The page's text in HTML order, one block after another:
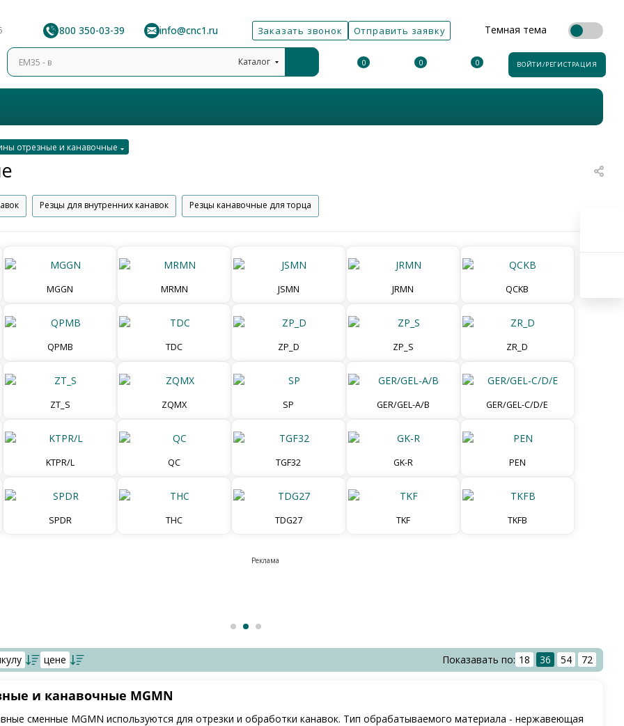
8 800 350-03-39 info@cnc1.ru Заказать звонок Отправить заявку Темная тема
Каталог 0 0 0 ВОЙТИ/РЕГИСТРАЦИЯ
отрезные и канавочные
Резцы для внутренних канавок Резцы канавочные для торца
MGGN MRMN JSMN JRMN QCKB
QPMB TDC ZP_D ZP_S ZR_D
ZT_S ZQMX SP GER/GEL-A/B GER/GEL-C/D/E
KTPR/L QC TGF32 GK-R PEN
SPDR THC TDG27 TKF TKFB
цене Показавать по: 18 36 54 72
и канавочные MGMN
сменные MGMN используются для отрезки и обработки канавок. Тип обрабатываемого материала - нержавеющая